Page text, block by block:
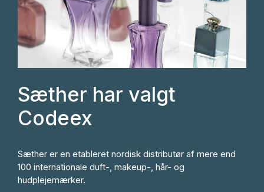
Sæther har valgt
Codeex
Sæther er en etableret nordisk distributør af mere end
100 internationale duft-, makeup-, hår- og
hudplejemærker.